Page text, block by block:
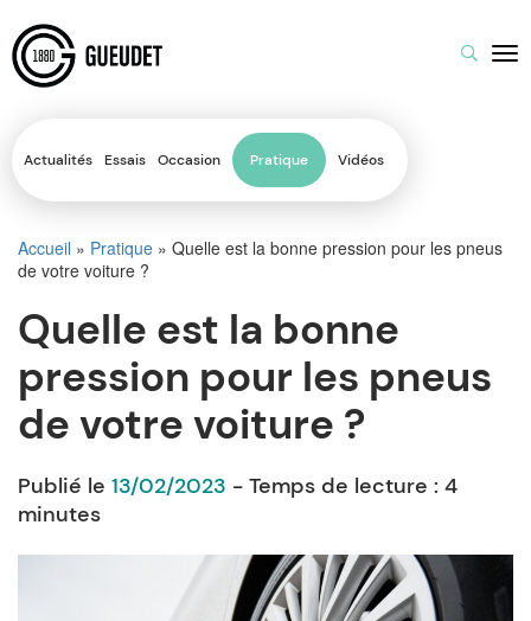
Actualités Essais Occasion Pratique Vidéos
Accueil » Pratique » Quelle est la bonne pression pour les pneus
de votre voiture ?
Quelle est la bonne
pression pour les pneus
de votre voiture ?
Publié le 13/02/2023 - Temps de lecture : 4
minutes